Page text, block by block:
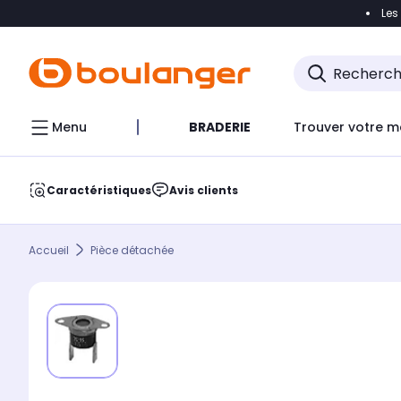
Accéder
Menu BRADERIE Trouver votre
Caractéristiques Avis clients
Accueil Pièce détachée